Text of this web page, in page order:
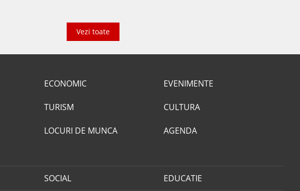
Vezi toate
ECONOMIC
TURISM
LOCURI DE MUNCA
EVENIMENTE
CULTURA
AGENDA
SOCIAL EDUCATIE